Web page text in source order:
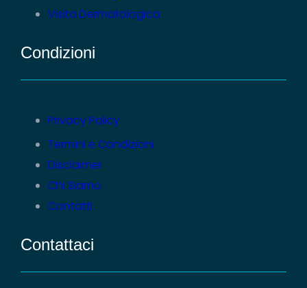
Visita Dermatologica
Condizioni
Privacy Policy
Termini e Condizioni
Disclaimer
Chi Siamo
Contatti
Contattaci